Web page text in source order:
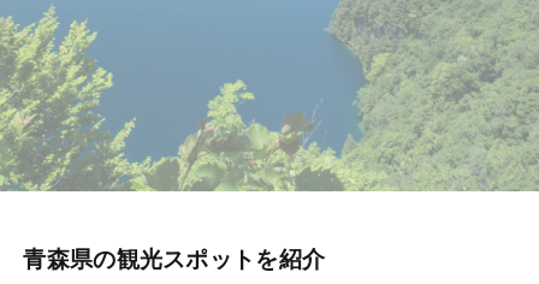
青森県の観光スポットを紹介